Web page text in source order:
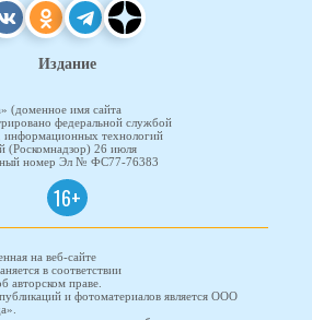
Издание
(доменное имя сайта
федеральной службой
информационных технологий
(Роскомнадзор) 26 июля
номер Эл № ФС77-76383
16+
на веб-сайте
в соответствии
авторском праве.
и фотоматериалов является ООО